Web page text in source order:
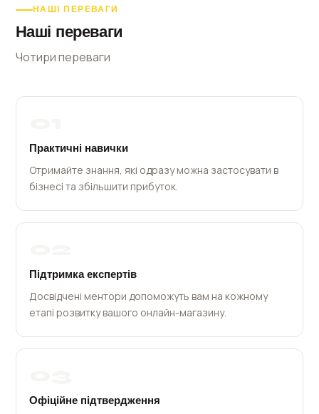
НАШІ ПЕРЕВАГИ
Наші переваги
Чотири переваги
Практичні навички
Отримайте знання, які одразу можна застосувати в
бізнесі та збільшити прибуток.
Підтримка експертів
Досвідчені ментори допоможуть вам на кожному
етапі розвитку вашого онлайн-магазину.
Офіційне підтвердження